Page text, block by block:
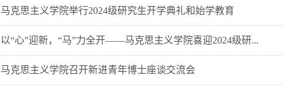
马克思主义学院举行2024级研究生开学典礼和始学教育
以“心”迎新，“马”力全开——马克思主义学院喜迎2024级研...
马克思主义学院召开新进青年博士座谈交流会